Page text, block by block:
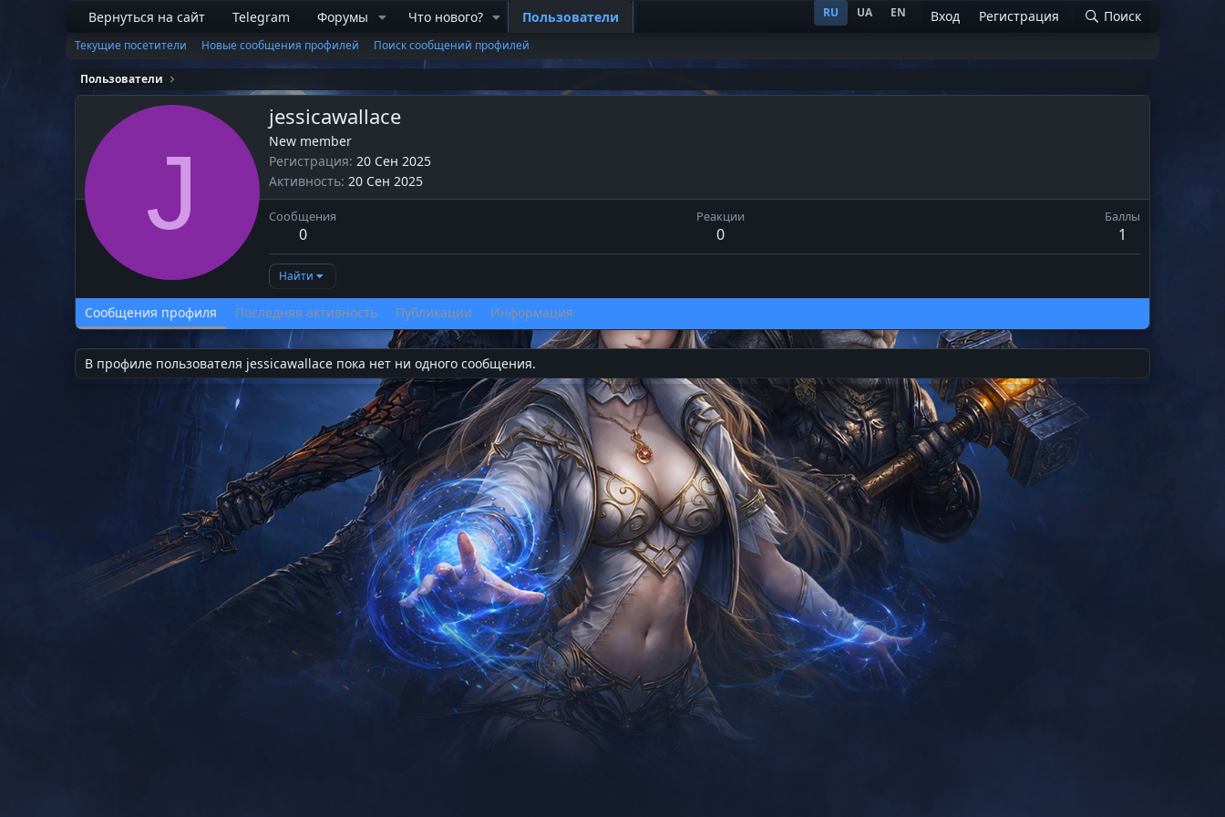
Вернуться на сайт Telegram Форумы Что нового? Пользователи RU UA EN Вход Регистрация Поиск
Текущие посетители Новые сообщения профилей Поиск сообщений профилей
Пользователи
J
jessicawallace
New member
Регистрация 20 Сен 2025
Активность 20 Сен 2025
Сообщения
0
Реакции
0
Баллы
1
Найти
Сообщения профиля Последняя активность Публикации Информация
В профиле пользователя jessicawallace пока нет ни одного сообщения.